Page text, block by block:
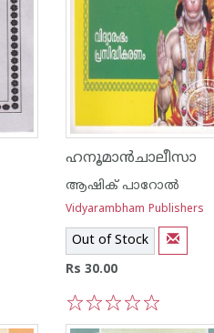
ഹനൂമാൻചാലീസാ
ആഷിക് പാറോൽ
Vidyarambham Publishers
Out of Stock
Rs 30.00
5
4
3
2
1